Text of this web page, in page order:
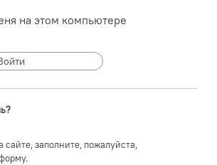
на этом компьютере
заполните, пожалуйста,